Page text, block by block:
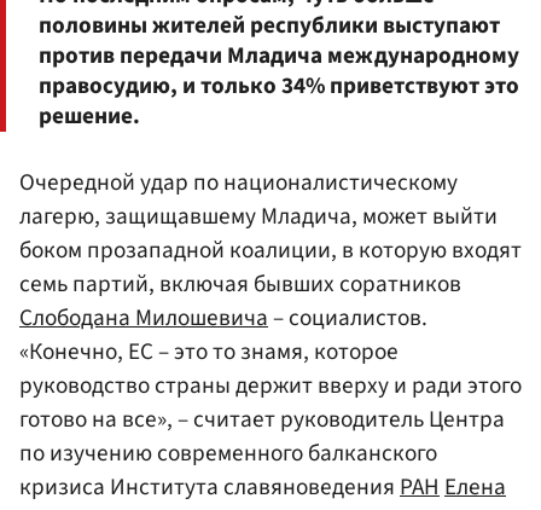
половины жителей республики выступают
против передачи Младича международному
правосудию, и только 34% приветствуют это
решение.
Очередной удар по националистическому
лагерю, защищавшему Младича, может выйти
боком прозападной коалиции, в которую входят
семь партий, включая бывших соратников
Слободана Милошевича– социалистов.
«Конечно, ЕС – это то знамя, которое
руководство страны держит вверху и ради этого
готово на все», – считает руководитель Центра
по изучению современного балканского
кризиса Института славяноведенияРАНЕлена